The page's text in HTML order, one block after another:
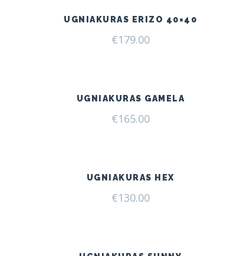
UGNIAKURAS ERIZO 40×40
€179.00
UGNIAKURAS GAMELA
€165.00
UGNIAKURAS HEX
€130.00